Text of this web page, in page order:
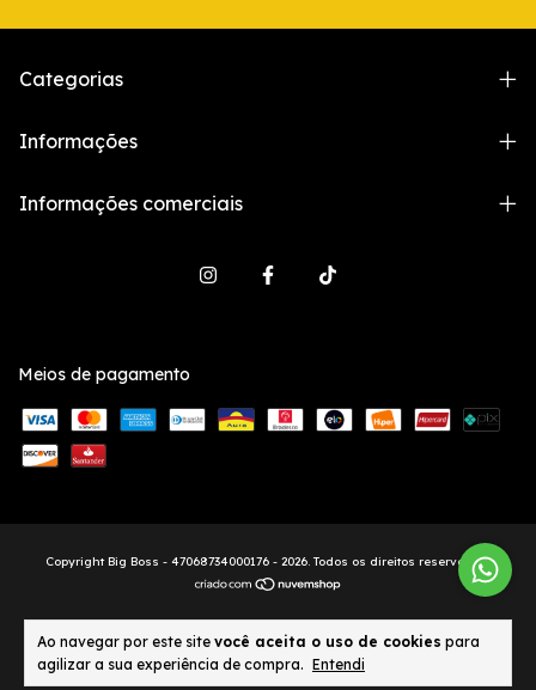
Ao navegar por este site você aceita o uso de cookies para
agilizar a sua experiência de compra. Entendi
Categorias
Informações
Informações comerciais
Meios de pagamento
Copyright Big Boss - 47068734000176 - 2026. Todos os direitos reservados.